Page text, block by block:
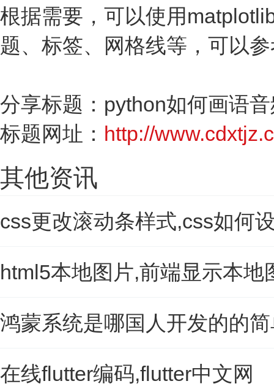
根据需要，可以使用
题、标签、网格线等，可以
分享标题：python如何画语
标题网址： http://
其他资讯
css更改滚动条样式,css如何
html5本地图片,前端显示本地
鸿蒙系统是哪国人开发的的
在线flutter编码,flutter中文网